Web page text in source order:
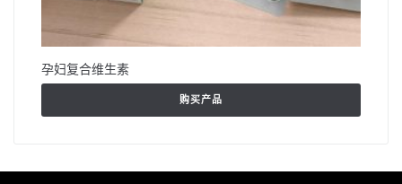
孕妇复合维生素
购买产品